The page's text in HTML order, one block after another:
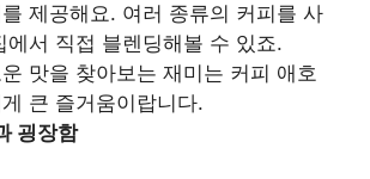
제공해요. 여러 종류의 커피를 사
에서 직접 블렌딩해볼 수 있죠.
맛을 찾아보는 재미는 커피 애호
큰 즐거움이랍니다.
굉장함